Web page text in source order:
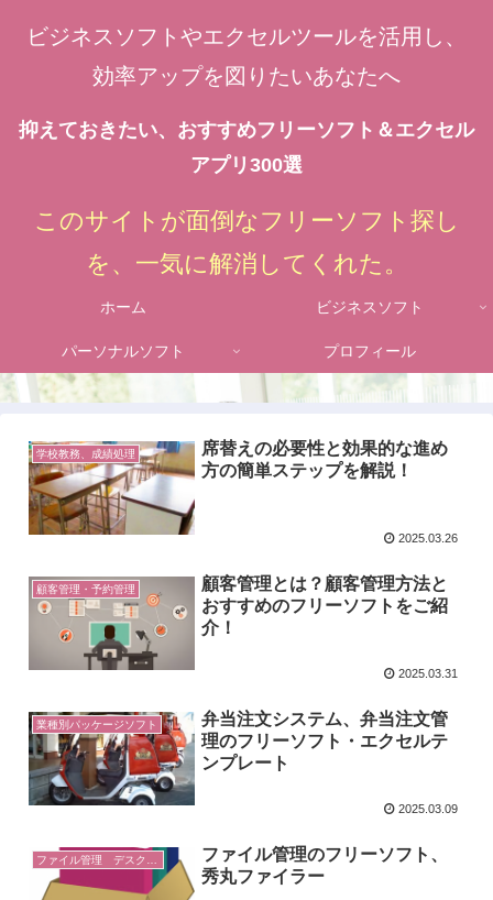
ビジネスソフトやエクセルツールを活用し、
効率アップを図りたいあなたへ
抑えておきたい、おすすめフリーソフト＆エクセル
アプリ300選
このサイトが面倒なフリーソフト探し
を、一気に解消してくれた。
ホーム ビジネスソフト
パーソナルソフト プロフィール
学校教務、成績処理
席替えの必要性と効果的な進め
方の簡単ステップを解説！
2025.03.26
顧客管理・予約管理
顧客管理とは？顧客管理方法と
おすすめのフリーソフトをご紹
介！
2025.03.31
業種別パッケージソフト
弁当注文システム、弁当注文管
理のフリーソフト・エクセルテ
ンプレート
2025.03.09
ファイル管理のフリーソフト、
秀丸ファイラー